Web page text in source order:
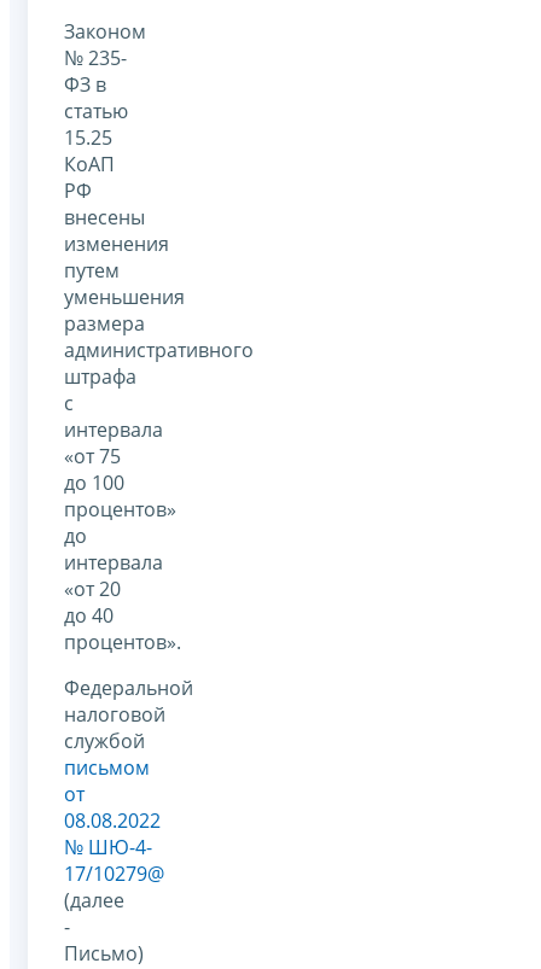
Законом
№ 235-
ФЗ в
статью
15.25
КоАП
РФ
внесены
изменения
путем
уменьшения
размера
административного
штрафа
с
интервала
«от 75
до 100
процентов»
до
интервала
«от 20
до 40
процентов».
Федеральной
налоговой
службой
письмом
от
08.08.2022
№ ШЮ-4-
17/10279@
(далее
-
Письмо)